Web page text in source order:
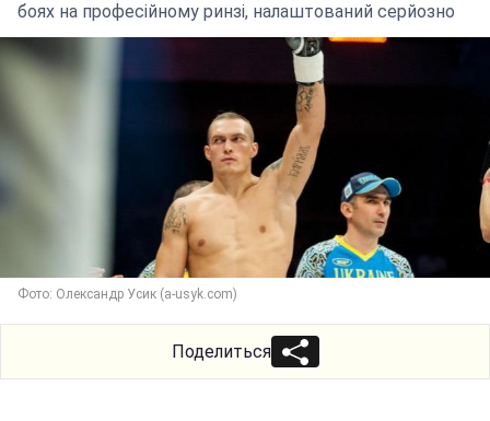
боях на професійному ринзі, налаштований серйозно
Фото: Олександр Усик (a-usyk.com)
Поделиться